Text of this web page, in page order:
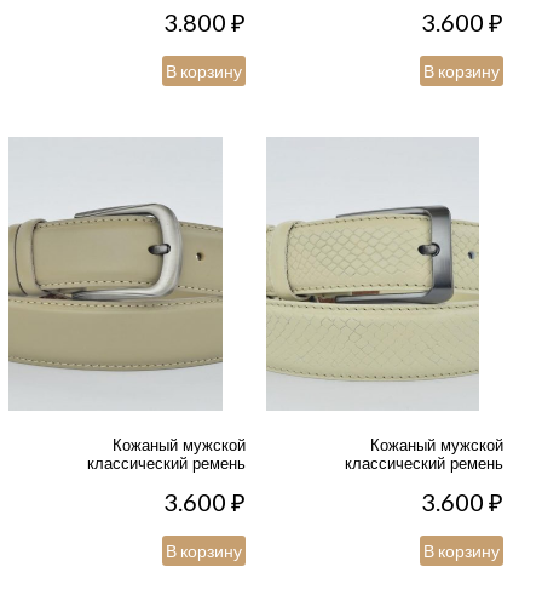
3.800₽
В корзину
3.600₽
В корзину
Кожаный мужской
классический ремень
3.600₽
В корзину
Кожаный мужской
классический ремень
3.600₽
В корзину